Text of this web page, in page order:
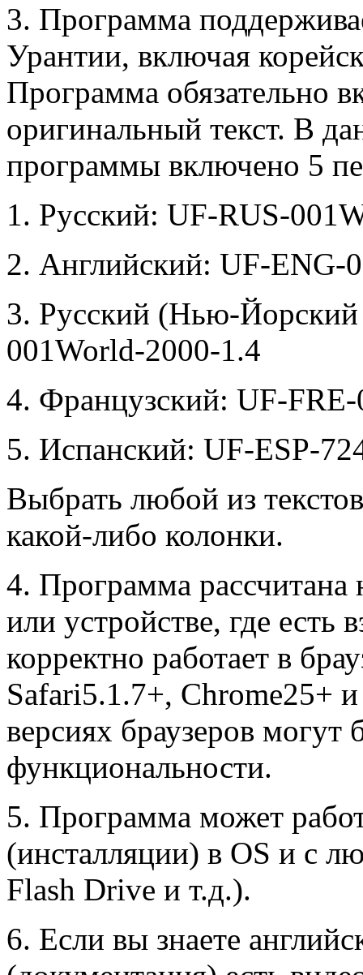
3. Программа
Урантии, включая
Программа обязательно
оригинальный текст. В
программы включено 5
1. Русский: UF-RUS-
2. Английский: UF-ENG-
3. Русский (Нью-
001World-2000-1.4
4. Французский: UF-
5. Испанский: UF-ESP-
Выбрать любой из
какой-либо колонки.
4. Программа
или устройстве, где есть
корректно работает в
Safari5.1.7+, Chrome25+
версиях браузеров
функциональности.
5. Программа может
(инсталляции) в OS и с
Flash Drive и т.д.).
6. Если вы знаете